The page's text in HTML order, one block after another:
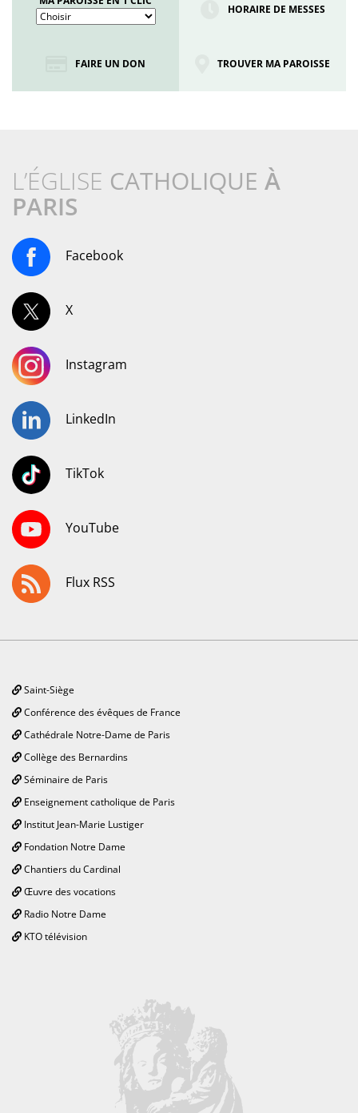
HORAIRE DE MESSES
FAIRE UN DON TROUVER MA PAROISSE
L’ÉGLISE CATHOLIQUE À
PARIS
Facebook
X
Instagram
LinkedIn
TikTok
YouTube
Flux RSS
Saint-Siège
Conférence des évêques de France
Cathédrale Notre-Dame de Paris
Collège des Bernardins
Séminaire de Paris
Enseignement catholique de Paris
Institut Jean-Marie Lustiger
Fondation Notre Dame
Chantiers du Cardinal
Œuvre des vocations
Radio Notre Dame
KTO télévision